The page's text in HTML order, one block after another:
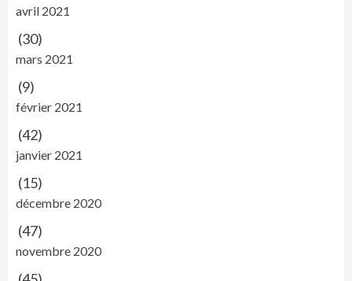
avril 2021
(30)
mars 2021
(9)
février 2021
(42)
janvier 2021
(15)
décembre 2020
(47)
novembre 2020